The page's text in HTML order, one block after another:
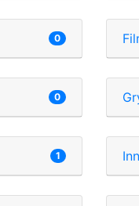
0
0
1